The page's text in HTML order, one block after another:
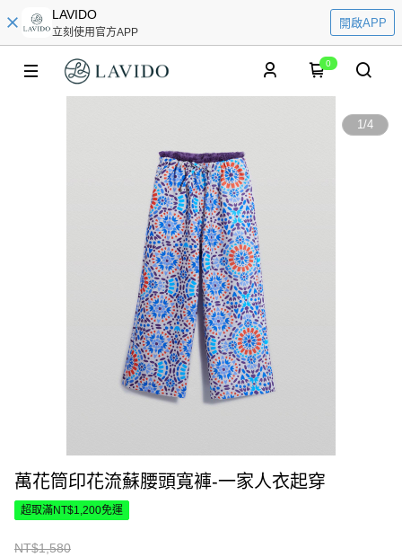
LAVIDO
立刻使用官方APP
開啟APP
0
1/4
萬花筒印花流蘇腰頭寬褲-一家人衣起穿
超取滿NT$1,200免運
NT$1,580